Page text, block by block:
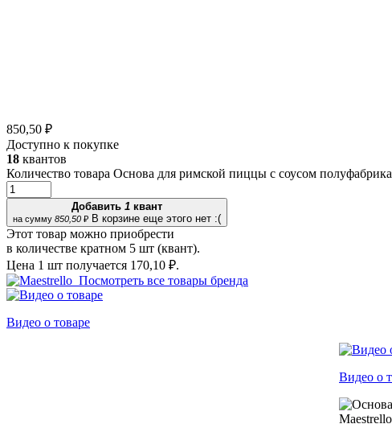
850,50 ₽
Доступно к покупке
18 квантов
Количество товара Основа для римской пиццы с соусом
Добавить 1 квант
на сумму 850,50 ₽ В корзине еще этого нет :(
Этот товар можно приобрести
в количестве кратном 5 шт (квант).
Цена 1 шт получается 170,10 ₽.
Посмотреть все товары бренда
Видео о товаре
Видео о